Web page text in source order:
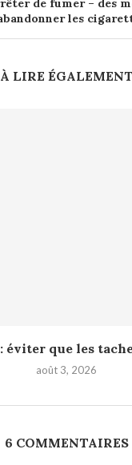
de fumer – des
les
À LIRE ÉGALEMENT
éviter que les
août 3, 2026
6 COMMENTAIRES